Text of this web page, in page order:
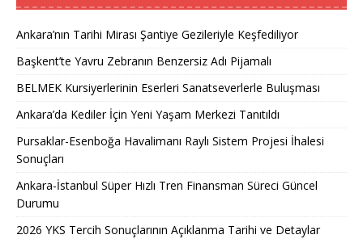
Ankara’nın Tarihi Mirası Şantiye Gezileriyle Keşfediliyor
Başkent’te Yavru Zebranın Benzersiz Adı Pijamalı
BELMEK Kursiyerlerinin Eserleri Sanatseverlerle Buluşması
Ankara’da Kediler İçin Yeni Yaşam Merkezi Tanıtıldı
Pursaklar-Esenboğa Havalimanı Raylı Sistem Projesi İhalesi
Sonuçları
Ankara-İstanbul Süper Hızlı Tren Finansman Süreci Güncel
Durumu
2026 YKS Tercih Sonuçlarının Açıklanma Tarihi ve Detaylar